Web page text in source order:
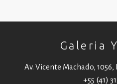
Galeria
Av. Vicente Machado,
+55 (41)